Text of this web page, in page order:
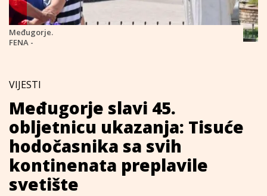
Međugorje.
FENA -
VIJESTI
Međugorje slavi 45.
obljetnicu ukazanja: Tisuće
hodočasnika sa svih
kontinenata preplavile
svetište